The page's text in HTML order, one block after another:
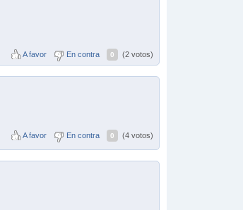
A favor En contra 0 (2 votos)
A favor En contra 0 (4 votos)